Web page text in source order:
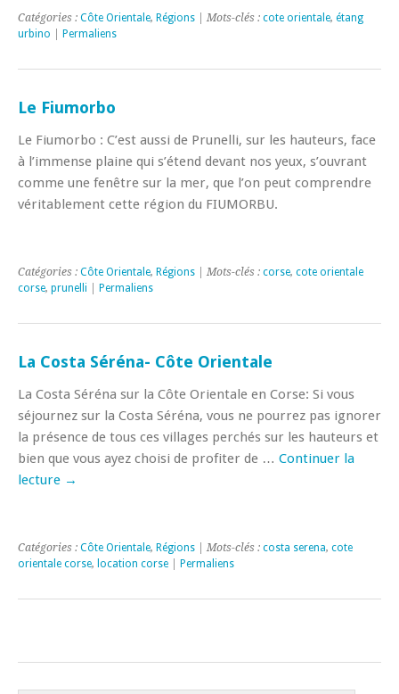
Catégories : Côte Orientale, Régions | Mots-clés : cote orientale, étang
urbino
Permaliens
Le Fiumorbo
Le Fiumorbo : C’est aussi de Prunelli, sur les hauteurs, face
à l’immense plaine qui s’étend devant nos yeux, s’ouvrant
comme une fenêtre sur la mer, que l’on peut comprendre
véritablement cette région du FIUMORBU.
Catégories : Côte Orientale, Régions | Mots-clés : corse, cote orientale
corse, prunelli Permaliens
La Costa Séréna- Côte Orientale
La Costa Séréna sur la Côte Orientale en Corse: Si vous
séjournez sur la Costa Séréna, vous ne pourrez pas ignorer
la présence de tous ces villages perchés sur les hauteurs et
bien que vous ayez choisi de profiter de … Continuer la
lecture →
Catégories : Côte Orientale, Régions | Mots-clés : costa serena, cote
orientale corse, location corse Permaliens